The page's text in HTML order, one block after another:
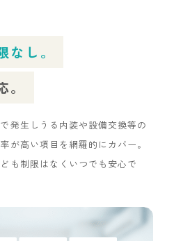
し。
発生しうる内装や設備交換等の
が高い項目を網羅的にカバー。
も制限はなくいつでも安心で